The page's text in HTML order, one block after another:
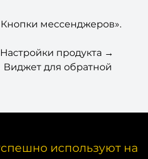
продукта →
для обратной